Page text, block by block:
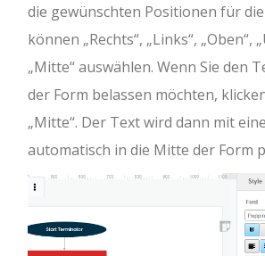
die gewünschten Positionen für die
können „Rechts“, „Links“, „Oben“,
„Mitte“ auswählen. Wenn Sie den
der Form belassen möchten,
„Mitte“. Der Text wird dann mit
automatisch in die Mitte der Form